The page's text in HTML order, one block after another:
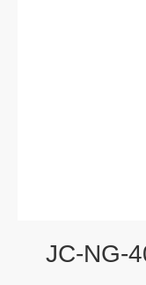
JC-NG-